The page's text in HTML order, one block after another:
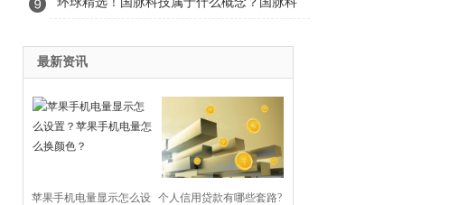
最新资讯
苹果手机电量显示怎么设 个人信用贷款有哪些套路?